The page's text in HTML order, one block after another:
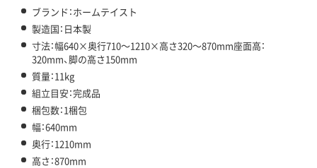
ブランド：ホームテイスト
製造国：日本製
寸法：幅640×奥行710～1210×高さ320～870mm座面高：
320mm、脚の高さ150mm
質量：11kg
組立目安：完成品
梱包数：1梱包
幅：640mm
奥行：1210mm
高さ：870mm